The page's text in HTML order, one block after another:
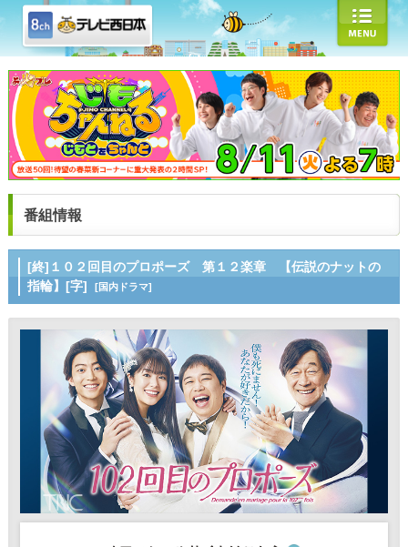
番組情報
[終]１０２回目のプロポーズ 第１２楽章 【伝説のナットの
指輪】[字]
[国内ドラマ]